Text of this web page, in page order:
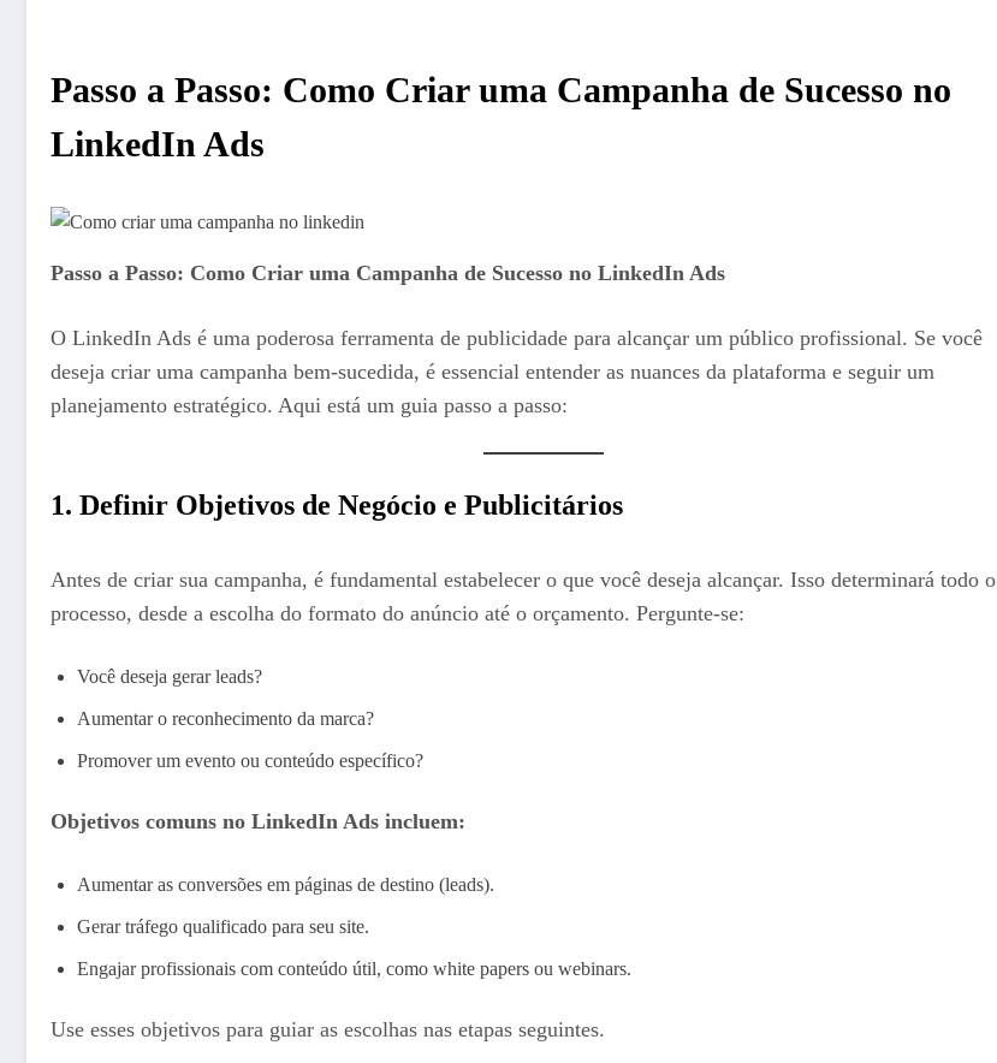
Passo a Passo: Como Criar uma Campanha de Sucesso no
LinkedIn Ads
Passo a Passo: Como Criar uma Campanha de Sucesso no LinkedIn Ads
O LinkedIn Ads é uma poderosa ferramenta de publicidade para alcançar um público profissional. Se você
deseja criar uma campanha bem-sucedida, é essencial entender as nuances da plataforma e seguir um
planejamento estratégico. Aqui está um guia passo a passo:
1. Definir Objetivos de Negócio e Publicitários
Antes de criar sua campanha, é fundamental estabelecer o que você deseja alcançar. Isso determinará todo o
processo, desde a escolha do formato do anúncio até o orçamento. Pergunte-se:
Você deseja gerar leads?
Aumentar o reconhecimento da marca?
Promover um evento ou conteúdo específico?
Objetivos comuns no LinkedIn Ads incluem:
Aumentar as conversões em páginas de destino (leads).
Gerar tráfego qualificado para seu site.
Engajar profissionais com conteúdo útil, como white papers ou webinars.
Use esses objetivos para guiar as escolhas nas etapas seguintes.